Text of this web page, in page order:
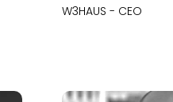
W3HAUS - CEO